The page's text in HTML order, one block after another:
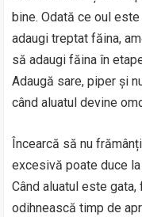
bine. Odată ce oul
adaugi treptat făina,
să adaugi făina în
Adaugă sare, piper și
când aluatul devine
Încearcă să nu
excesivă poate duce
Când aluatul este
odihnească timp de